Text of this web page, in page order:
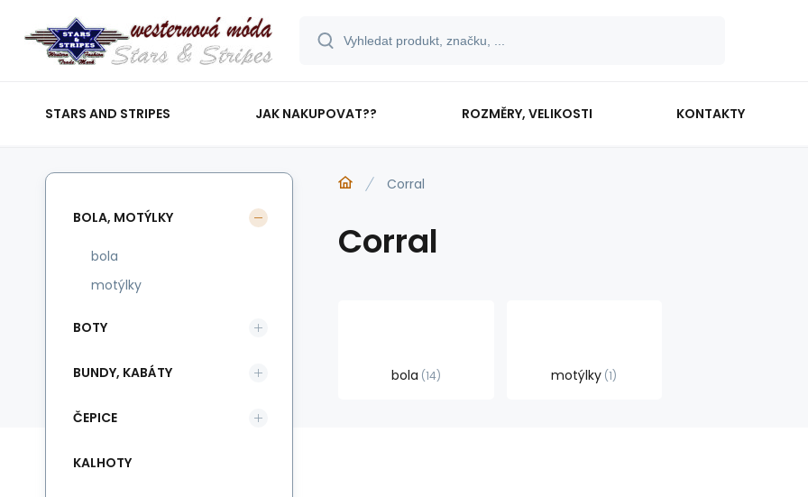
STARS AND STRIPES JAK NAKUPOVAT?? ROZMĚRY, VELIKOSTI KONTAKTY
Corral
Corral
bola 14 motýlky 1
BOLA, MOTÝLKY
bola
motýlky
BOTY
BUNDY, KABÁTY
ČEPICE
KALHOTY